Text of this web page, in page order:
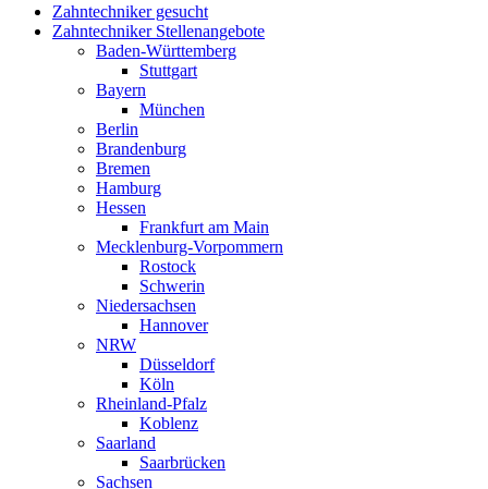
Zahntechniker gesucht
Zahntechniker Stellenangebote
Baden-Württemberg
Stuttgart
Bayern
München
Berlin
Brandenburg
Bremen
Hamburg
Hessen
Frankfurt am Main
Mecklenburg-Vorpommern
Rostock
Schwerin
Niedersachsen
Hannover
NRW
Düsseldorf
Köln
Rheinland-Pfalz
Koblenz
Saarland
Saarbrücken
Sachsen